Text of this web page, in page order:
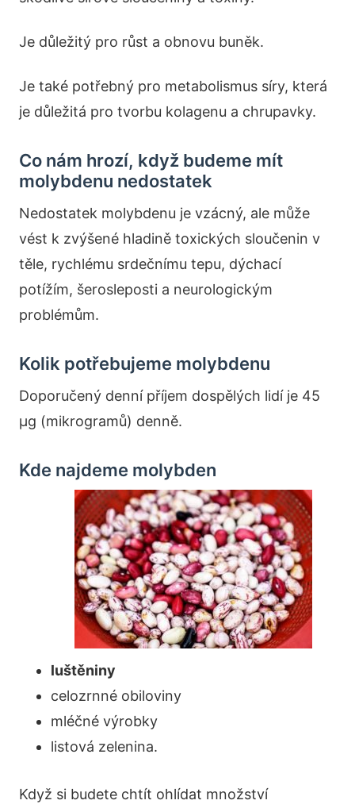
Je důležitý pro růst a obnovu buněk.
Je také potřebný pro metabolismus síry, která
je důležitá pro tvorbu kolagenu a chrupavky.
Co nám hrozí, když budeme mít
molybdenu nedostatek
Nedostatek molybdenu je vzácný, ale může
vést k zvýšené hladině toxických sloučenin v
těle, rychlému srdečnímu tepu, dýchací
potížím, šerosleposti a neurologickým
problémům.
Kolik potřebujeme molybdenu
Doporučený denní příjem dospělých lidí je 45
µg (mikrogramů) denně.
Kde najdeme molybden
luštěniny
celozrnné obiloviny
mléčné výrobky
listová zelenina.
Když si budete chtít ohlídat množství